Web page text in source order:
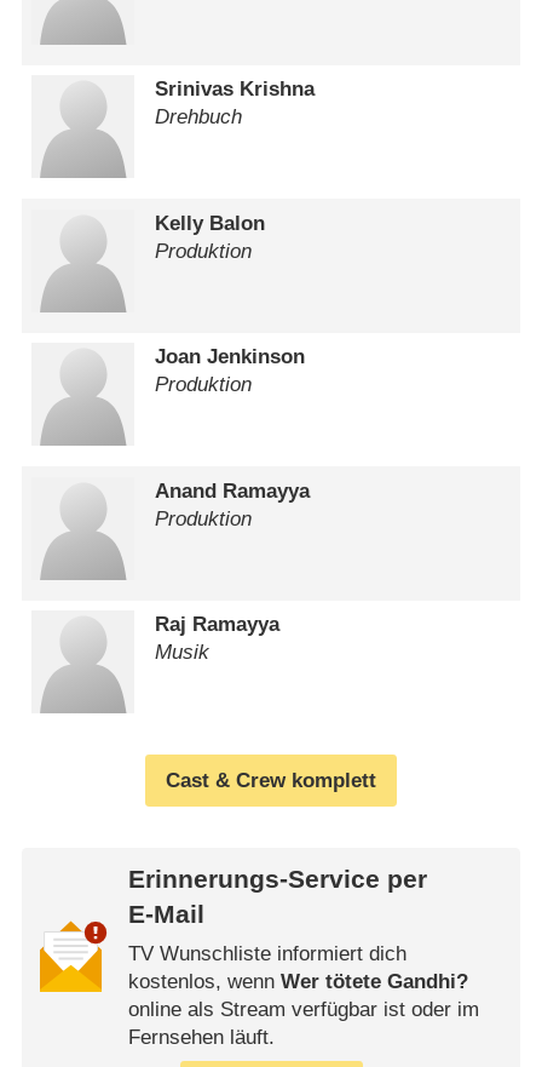
Srinivas Krishna
Drehbuch
Kelly Balon
Produktion
Joan Jenkinson
Produktion
Anand Ramayya
Produktion
Raj Ramayya
Musik
Cast & Crew komplett
Erinnerungs-Service per
E-Mail
TV Wunschliste informiert dich
kostenlos, wenn Wer tötete Gandhi?
online als Stream verfügbar ist oder im
Fernsehen läuft.